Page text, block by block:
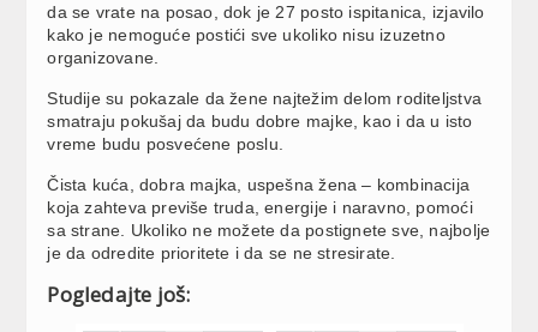
da se vrate na posao, dok je 27 posto ispitanica, izjavilo
kako je nemoguće postići sve ukoliko nisu izuzetno
organizovane.
Studije su pokazale da žene najtežim delom roditeljstva
smatraju pokušaj da budu dobre majke, kao i da u isto
vreme budu posvećene poslu.
Čista kuća, dobra majka, uspešna žena – kombinacija
koja zahteva previše truda, energije i naravno, pomoći
sa strane. Ukoliko ne možete da postignete sve, najbolje
je da odredite prioritete i da se ne stresirate.
Pogledajte još: